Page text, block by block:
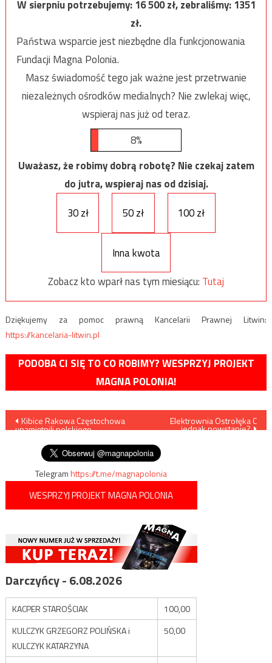
W sierpniu potrzebujemy:16 500zł, zebraliśmy:1351
zł.
Państwa wsparcie jest niezbędne dla funkcjonowania
Fundacji Magna Polonia.
Masz świadomość tego jak ważne jest przetrwanie
niezależnych ośrodków medialnych? Nie zwlekaj więc,
wspieraj nas już od teraz.
8%
Uważasz, że robimy dobrą robotę? Nie czekaj zatem
do jutra, wspieraj nas od dzisiaj.
30 zł
50 zł 100 zł
Inna kwota
Zobacz kto wparł nas tym miesiącu: Tutaj
Dziękujemy za pomoc prawną Kancelarii Prawnej Litwin:
https://kancelaria-litwin.pl
PODOBA CI SIĘ TO CO ROBIMY? WESPRZYJ PROJEKT
MAGNA POLONIA!
Nawigacja
wpisu
Kibice Rakowa Częstochowa
upamiętnili polskiego
Elektrownia Ostrołęka C
jednak powstanie?
Telegramhttps://t.me/magnapolonia
WESPRZYJ PROJEKT MAGNA POLONIA
Darczyńcy - 6.08.2026
KACPER STAROŚCIAK
100,00
KULCZYK GRZEGORZ POLIŃSKA i
KULCZYK KATARZYNA
50,00